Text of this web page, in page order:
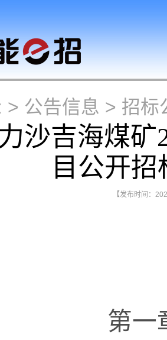
> 公告信息 > 招标
沙吉海煤
目公开
【发布时间：
第一